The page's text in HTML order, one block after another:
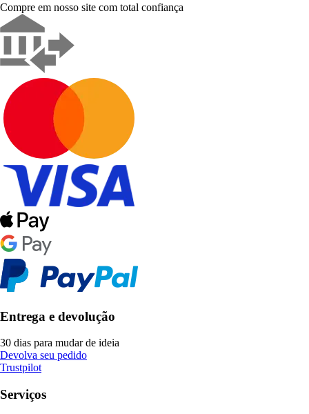
Compre em nosso site com total confiança
Entrega e devolução
30 dias para mudar de ideia
Devolva seu pedido
Trustpilot
Serviços